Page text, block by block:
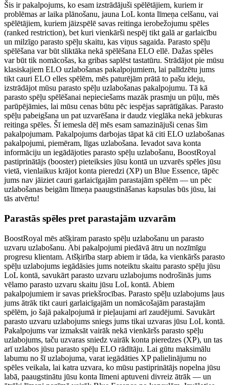
Šis ir pakalpojums, ko esam izstrādājuši spēlētājiem, kuriem ir
problēmas ar laika plānošanu, jauna LoL konta līmeņa celšanu, vai
spēlētājiem, kuriem jāizspēlē savas reitinga ierobežojumu spēles
(ranked restriction), bet kuri vienkārši nespēj tikt galā ar garlaicību
un milzīgo parasto spēļu skaitu, kas viņus sagaida. Parasto spēļu
spēlēšana var būt sliktāka nekā spēlēšana ELO ellē. Dažas spēles
var būt tik nomācošas, ka gribas saplēst tastatūru. Strādājot pie mūsu
klasiskajiem ELO uzlabošanas pakalpojumiem, lai palīdzētu jums
tikt cauri ELO elles spēlēm, mēs paturējām prātā to pašu ideju,
izstrādājot mūsu parasto spēļu uzlabošanas pakalpojumu. Tā kā
parasto spēļu spēlēšanai nepieciešams mazāk prasmju un pūļu, mēs
parūpējāmies, lai mūsu cenas būtu pēc iespējas saprātīgākas. Parasto
spēļu pabeigšana un pat uzvarēšana ir daudz vieglāka nekā jebkuras
reitinga spēles. Šī iemesla dēļ mēs esam samazinājuši cenas šim
pakalpojumam. Pakalpojums darbojas tāpat kā citi ELO uzlabošanas
pakalpojumi, piemēram, līgas uzlabošana. Ievadot sava konta
informāciju un iegādājoties parasto spēļu uzlabošanu, BoostRoyal
pastiprinātājs (booster) pieteiksies jūsu kontā un uzvarēs spēles jūsu
vietā, vienlaikus krājot konta pieredzi (XP) un Blue Essence, tāpēc
jums nav jāiziet cauri garlaicīgajām parastajām spēlēm — un pēc
uzlabošanas beigām līmeņa paaugstināšanas kapsulas būs jūsu, lai
tās atvērtu!
Parastās spēles pret parastajām uzvarām
BoostRoyal mēs atšķiram parasto spēļu uzlabošanu un parasto
uzvaru uzlabošanu. Abi pakalpojumi piedāvā ātru un nozīmīgu
progresu klientam. Atšķirība starp abiem ir tāda, ka vienkāršs parasto
spēļu uzlabojums iegādāsies jums noteiktu skaitu parasto spēļu jūsu
LoL kontā, savukārt parasto uzvaru uzlabojums nodrošinās jums
vēlamo parasto uzvaru skaitu jūsu LoL kontā. Abiem
pakalpojumiem ir savas priekšrocības. Parasto spēļu uzlabojums ļaus
jums ātrāk tikt cauri garlaicīgajām un nomācošajām parastajām
spēlēm, jo šajā pakalpojumā ir pieļaujami arī zaudējumi. Savukārt
parasto uzvaru uzlabojums sniegs jums tikai uzvaras jūsu LoL kontā.
Pakalpojums var izmaksāt vairāk nekā vienkāršs parasto spēļu
uzlabojums, taču uzvaras sniedz vairāk konta pieredzes (XP), un tas
arī uzlabos jūsu parasto spēļu ELO rādītāju. Lai gūtu maksimālu
labumu no šī uzlabojuma, varat iegādāties XP palielinājumu no
spēles veikala, lai katra uzvara, ko mūsu pastiprinātājs nopelna jūsu
labā, paaugstinātu jūsu konta līmeni aptuveni divreiz ātrāk — un